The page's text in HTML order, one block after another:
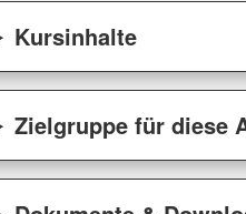
Kursinhalte
Zielgruppe für diese